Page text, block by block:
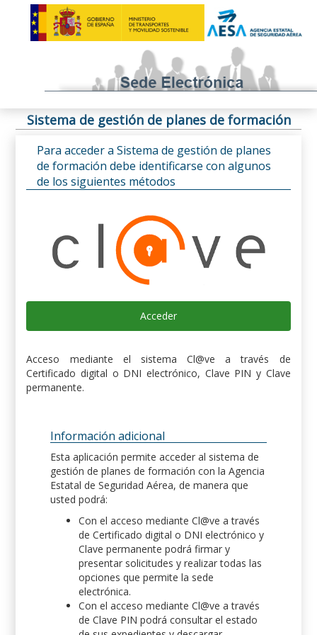
Sistema de gestión de planes de formación
Para acceder a Sistema de gestión de planes
de formación debe identificarse con algunos
de los siguientes métodos
Acceder
Acceso mediante el sistema Cl@ve a través de
Certificado digital o DNI electrónico, Clave PIN y Clave
permanente.
Información adicional
Esta aplicación permite acceder al sistema de
gestión de planes de formación con la Agencia
Estatal de Seguridad Aérea, de manera que
usted podrá:
Con el acceso mediante Cl@ve a través
de Certificado digital o DNI electrónico y
Clave permanente podrá firmar y
presentar solicitudes y realizar todas las
opciones que permite la sede
electrónica.
Con el acceso mediante Cl@ve a través
de Clave PIN podrá consultar el estado